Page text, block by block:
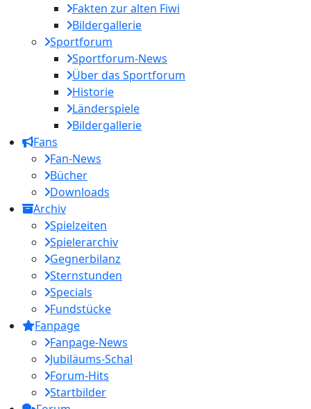
Fakten zur alten Fiwi
Bildergallerie
Sportforum
Sportforum-News
Über das Sportforum
Historie
Länderspiele
Bildergallerie
Fans
Fan-News
Bücher
Downloads
Archiv
Spielzeiten
Spielerarchiv
Gegnerbilanz
Sternstunden
Specials
Fundstücke
Fanpage
Fanpage-News
Jubiläums-Schal
Forum-Hits
Startbilder